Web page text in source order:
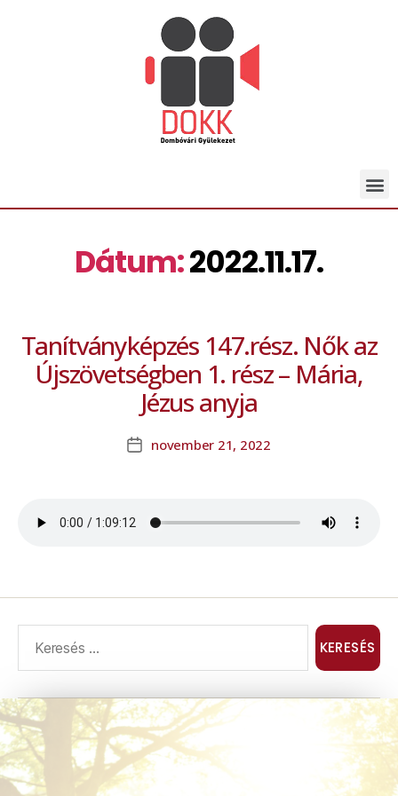
Dátum:2022.11.17.
Tanítványképzés 147.rész. Nők az
Újszövetségben 1. rész – Mária,
Jézus anyja
november 21, 2022